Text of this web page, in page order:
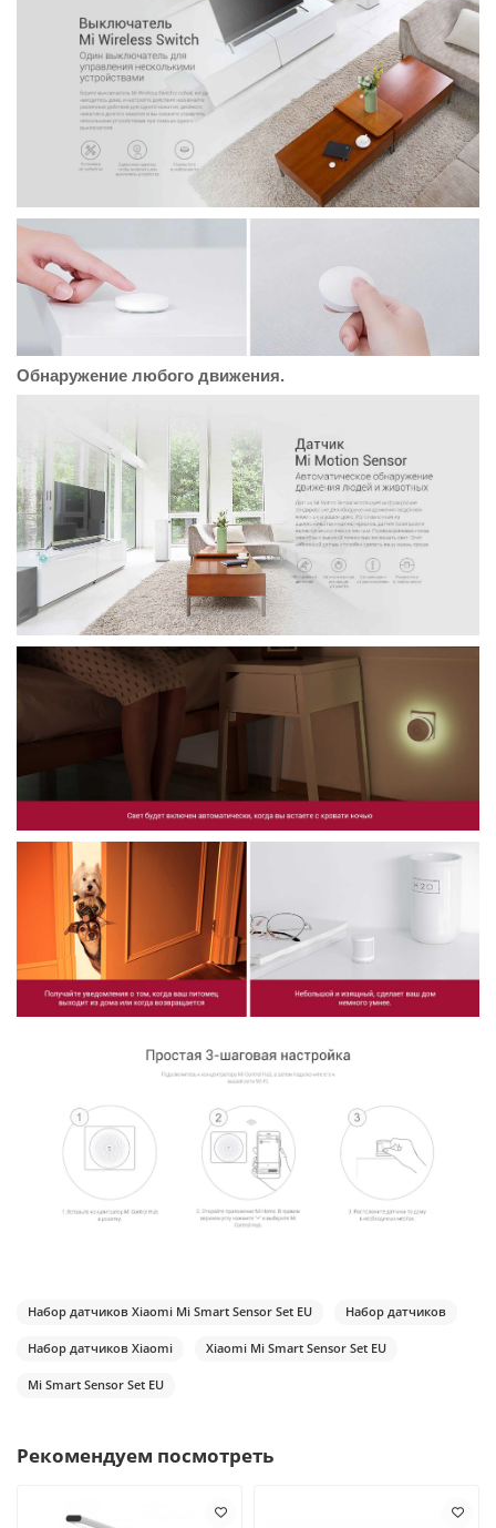
Обнаружение любого движения.
Набор датчиков Xiaomi Mi Smart Sensor Set EU Набор датчиков
Набор датчиков Xiaomi Xiaomi Mi Smart Sensor Set EU
Mi Smart Sensor Set EU
Рекомендуем посмотреть